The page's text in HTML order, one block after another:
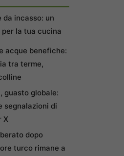
da incasso: un
la tua cucina
acque benefiche:
tra terme,
guasto globale:
segnalazioni di
X
dopo
turco rimane a